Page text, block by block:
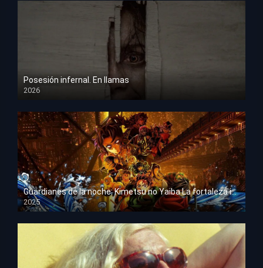
Posesión infernal. En llamas
2026
HD 1080p
Guardianes de la noche: Kimetsu no Yaiba La fortaleza infinita
2025
HD 1080p